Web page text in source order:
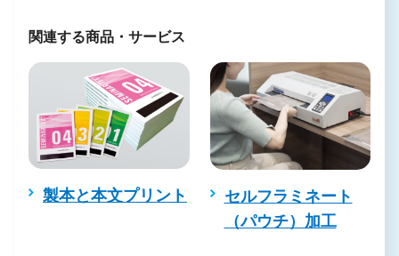
関連する商品・サービス
製本と本文プリント
セルフラミネート
（パウチ）加工